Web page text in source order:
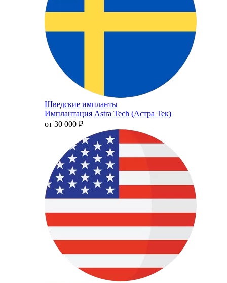
Шведские импланты
Имплантация Astra Tech (Астра Тек)
от 30 000 ₽